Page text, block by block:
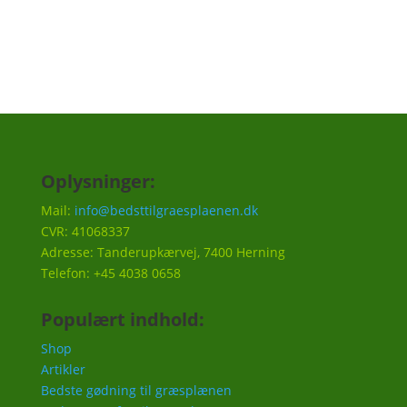
Oplysninger:
Mail: info@bedsttilgraesplaenen.dk
CVR: 41068337
Adresse: Tanderupkærvej, 7400 Herning
Telefon: +45 4038 0658
Populært indhold:
Shop
Artikler
Bedste gødning til græsplænen